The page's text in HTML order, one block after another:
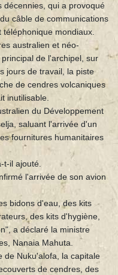
décennies, qui a provoqué
câble de communications
mondiaux.
australien et néo-
de l'archipel, sur
jours de travail, la piste
de cendres volcaniques
inutilisable.
du Développement
saluant l'arrivée d'un
fournitures humanitaires
t-il ajouté.
l'arrivée de son avion
bidons d'eau, des kits
des kits d'hygiène,
a déclaré la ministre
Nanaia Mahuta.
de Nuku'alofa, la capitale
de cendres, des